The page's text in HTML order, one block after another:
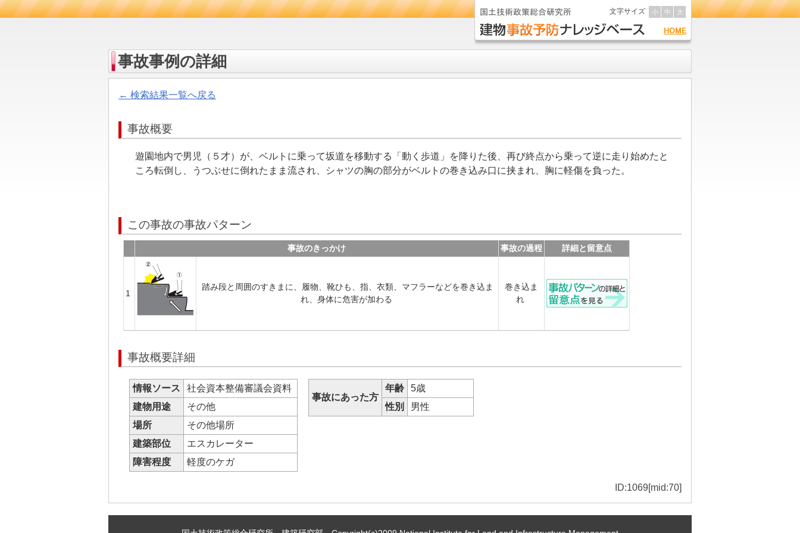
文字サイズ 小 中 大
事故事例の詳細
← 検索結果一覧へ戻る
事故概要
遊園地内で男児（５才）が、ベルトに乗って坂道を移動する「動く歩道」を降りた後、再び終点から乗って逆に走り始めたと
ころ転倒し、うつぶせに倒れたまま流され、シャツの胸の部分がベルトの巻き込み口に挟まれ、胸に軽傷を負った。
この事故の事故パターン
事故のきっかけ 事故の過程 詳細と留意点
1
踏み段と周囲のすきまに、履物、靴ひも、指、衣類、マフラーなどを巻き込ま
れ、身体に危害が加わる
巻き込ま
れ
事故概要詳細
情報ソース
社会資本整備審議会資料
建物用途
その他
場所
その他場所
建築部位
エスカレーター
障害程度
軽度のケガ
事故にあった方
年齢
5歳
性別
男性
ID:1069[mid:70]